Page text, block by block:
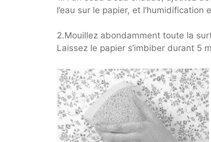
l’eau sur le papier, et
2.Mouillez abondamment toute la
Laissez le papier s’imbiber durant 5